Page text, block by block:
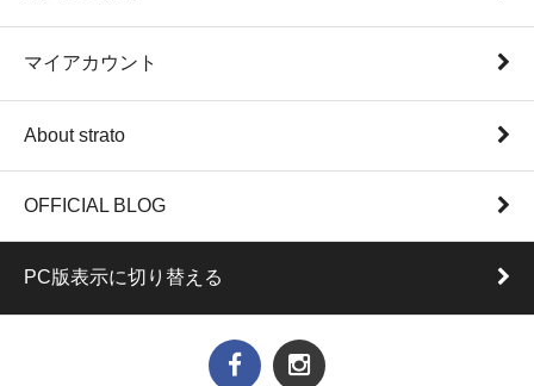
マイアカウント
About strato
OFFICIAL BLOG
PC版表示に切り替える